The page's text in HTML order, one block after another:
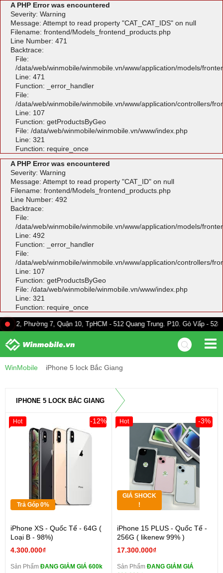
A PHP Error was encountered
Severity: Warning
Message: Attempt to read property "CAT_CAT_IDS" on null
Filename: frontend/Models_frontend_products.php
Line Number: 471
Backtrace:
File:
/data/web/winmobile/winmobile.vn/www/application/models/
Line: 471
Function: _error_handler
File:
/data/web/winmobile/winmobile.vn/www/application/controllers/
Line: 107
Function: getProductsByGeo
File: /data/web/winmobile/winmobile.vn/www/index.php
Line: 321
Function: require_once
A PHP Error was encountered
Severity: Warning
Message: Attempt to read property "CAT_ID" on null
Filename: frontend/Models_frontend_products.php
Line Number: 492
Backtrace:
File:
/data/web/winmobile/winmobile.vn/www/application/models/
Line: 492
Function: _error_handler
File:
/data/web/winmobile/winmobile.vn/www/application/controllers/
Line: 107
Function: getProductsByGeo
File: /data/web/winmobile/winmobile.vn/www/index.php
Line: 321
Function: require_once
7, Quận 10, TpHCM - 512 Quang Trung. P10. Gò Vấp - 528A
WinMobile iPhone 5 lock Bắc Giang
IPHONE 5 LOCK BẮC GIANG
Trả Góp 0%
iPhone XS - Quốc Tế - 64G (
Loại B - 98%)
4.300.000₫
-12%
Sản Phẩm ĐANG GIẢM GIÁ 600k
Hot
GIÁ SHOCK
!
iPhone 15 PLUS - Quốc Tế -
256G ( likenew 99% )
17.300.000₫
-3%
Sản Phẩm ĐANG GIẢM GIÁ
Hot